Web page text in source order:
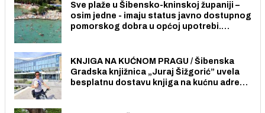
Sve plaže u Šibensko-kninskoj županiji –
osim jedne - imaju status javno dostupnog
pomorskog dobra u općoj upotrebi.
KNJIGA NA KUĆNOM PRAGU / Šibenska
Gradska knjižnica „Juraj Šižgorić” uvela
besplatnu dostavu knjiga na kućnu adresu